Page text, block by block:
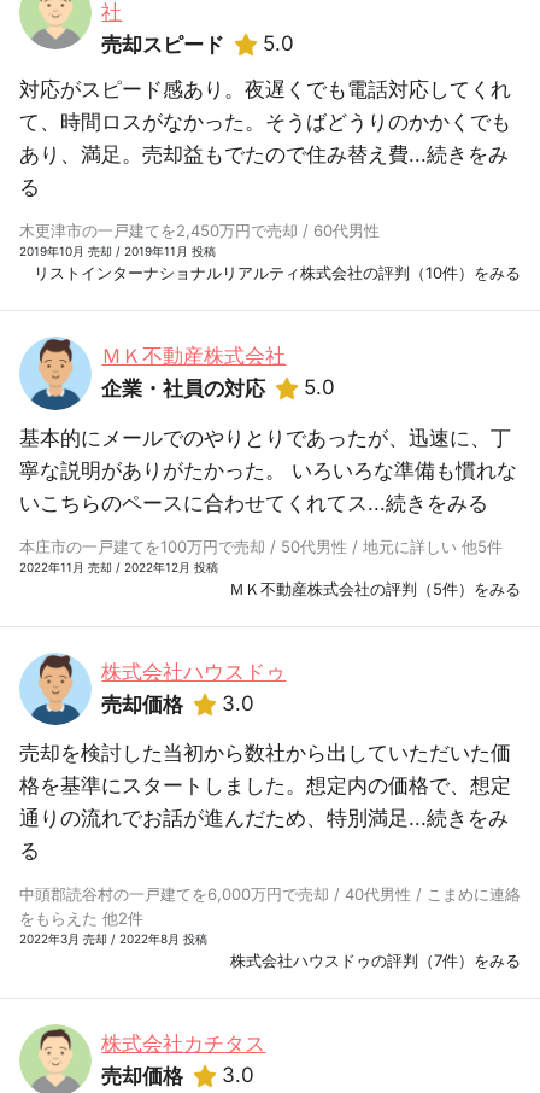
社
売却スピード
5.0
対応がスピード感あり。夜遅くでも電話対応してくれ
て、時間ロスがなかった。そうばどうりのかかくでも
あり、満足。売却益もでたので住み替え費...続きをみ
る
木更津市の一戸建てを2,450万円で売却 / 60代男性
2019年10月 売却 / 2019年11月 投稿
リストインターナショナルリアルティ株式会社の評判（10件）をみる
ＭＫ不動産株式会社
企業・社員の対応
5.0
基本的にメールでのやりとりであったが、迅速に、丁
寧な説明がありがたかった。 いろいろな準備も慣れな
いこちらのペースに合わせてくれてス...続きをみる
本庄市の一戸建てを100万円で売却 / 50代男性 / 地元に詳しい 他5件
2022年11月 売却 / 2022年12月 投稿
ＭＫ不動産株式会社の評判（5件）をみる
株式会社ハウスドゥ
売却価格
3.0
売却を検討した当初から数社から出していただいた価
格を基準にスタートしました。想定内の価格で、想定
通りの流れでお話が進んだため、特別満足...続きをみ
る
中頭郡読谷村の一戸建てを6,000万円で売却 / 40代男性 / こまめに連絡
をもらえた 他2件
2022年3月 売却 / 2022年8月 投稿
株式会社ハウスドゥの評判（7件）をみる
株式会社カチタス
売却価格
3.0